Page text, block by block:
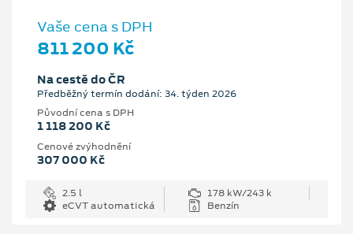
Vaše cena s DPH
811 200 Kč
Na cestě do ČR
Předběžný termín dodání: 34. týden 2026
Původní cena s DPH
1 118 200 Kč
Cenové zvýhodnění
307 000 Kč
2.5 l
178 kW/243 k
eCVT automatická
Benzín